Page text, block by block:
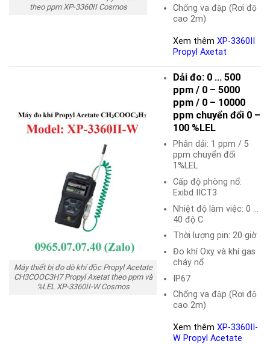
theo ppm XP-3360II Cosmos
Chống va đập (Rơi độ
cao 2m)
Xem thêmXP-3360II
Propyl Axetat
Máy thiết bị đo dò khí độc Propyl Acetate
CH3COOC3H7 Propyl Axetat theo ppm và
%LEL XP-3360II-W Cosmos
Dải đo: 0 … 500
ppm / 0 – 5000
ppm / 0 – 10000
ppm chuyển đổi 0 –
100 %LEL
Phân dải: 1 ppm / 5
ppm chuyển đổi
1%LEL
Cấp độ phòng nổ:
Exibd IICT3
Nhiệt độ làm việc: 0 …
40 độ C
Thời lượng pin: 20 giờ
Đo khí Oxy và khí gas
cháy nổ
IP67
Chống va đập (Rơi độ
cao 2m)
Xem thêmXP-3360II-
W Propyl Acetate